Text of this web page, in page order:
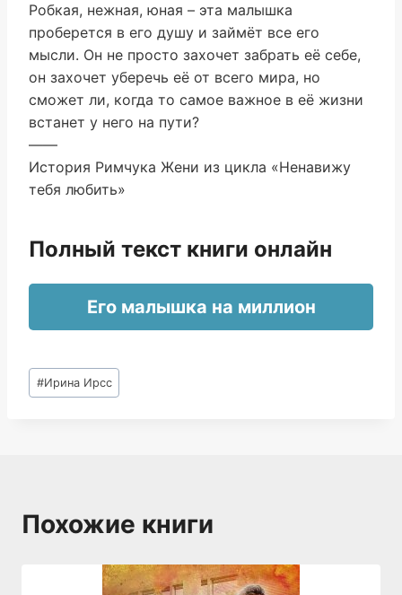
Робкая, нежная, юная – эта малышка
проберется в его душу и займёт все его
мысли. Он не просто захочет забрать её себе,
он захочет уберечь её от всего мира, но
сможет ли, когда то самое важное в её жизни
встанет у него на пути?
——
История Римчука Жени из цикла «Ненавижу
тебя любить»
Полный текст книги онлайн
Его малышка на миллион
Метки
записи:
#Ирина Ирсс
Похожие книги